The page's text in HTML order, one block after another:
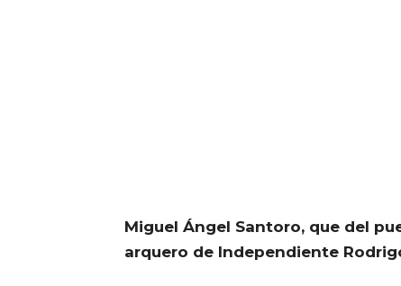
Miguel Ángel Santoro, que del
arquero de Independiente